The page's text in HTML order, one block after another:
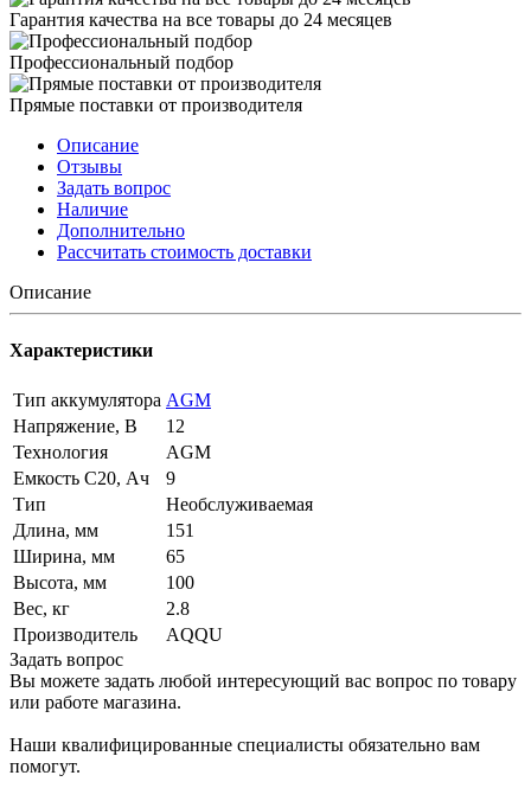
Гарантия качества на все товары до 24 месяцев
Профессиональный подбор
Прямые поставки от производителя
Описание
Отзывы
Задать вопрос
Наличие
Дополнительно
Рассчитать стоимость доставки
Описание
Характеристики
Тип аккумулятора AGM
Напряжение, В
12
Технология
AGM
Емкость C20, Ач
9
Тип
Необслуживаемая
Длина, мм
151
Ширина, мм
65
Высота, мм
100
Вес, кг
2.8
Производитель
AQQU
Задать вопрос
Вы можете задать любой интересующий вас вопрос по товару
или работе магазина.
Наши квалифицированные специалисты обязательно вам
помогут.